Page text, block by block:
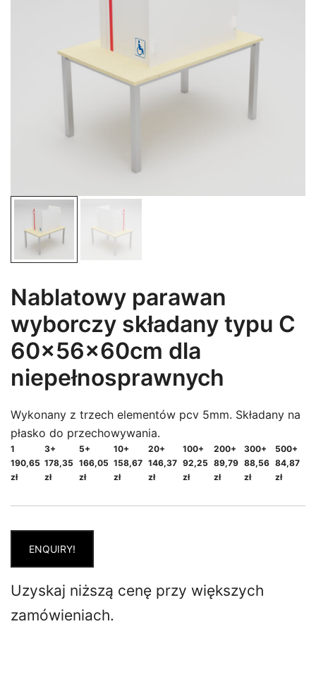
Nablatowy parawan
wyborczy składany typu C
60x56x60cm dla
niepełnosprawnych
Wykonany z trzech elementów pcv 5mm. Składany na
płasko do przechowywania.
1 3+ 5+ 10+ 20+ 100+ 200+ 300+
500+
190,65
zł
178,35
zł
166,05
zł
158,67
zł
146,37
zł
92,25
zł
89,79
zł
88,56
zł
84,87
zł
ENQUIRY!
Uzyskaj niższą cenę przy większych
zamówieniach.